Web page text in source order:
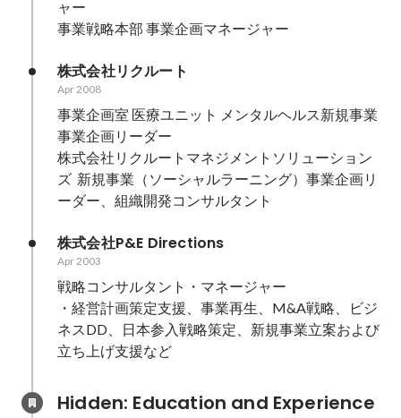
ャー
事業戦略本部 事業企画マネージャー
株式会社リクルート
Apr 2008
事業企画室 医療ユニット メンタルヘルス新規事業
事業企画リーダー
株式会社リクルートマネジメントソリューション
ズ  新規事業（ソーシャルラーニング）事業企画リ
ーダー、組織開発コンサルタント
株式会社P&E Directions
Apr 2003
戦略コンサルタント・マネージャー
・経営計画策定支援、事業再生、M&A戦略、ビジ
ネスDD、日本参入戦略策定、新規事業立案および
立ち上げ支援など